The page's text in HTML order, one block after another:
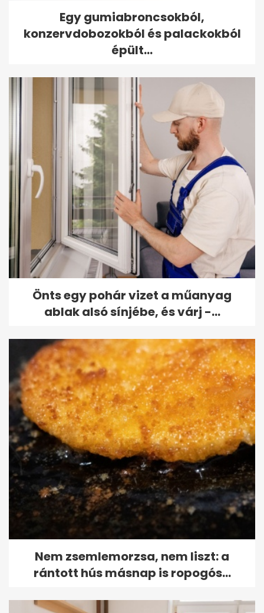
Egy gumiabroncsokból,
konzervdobozokból és palackokból
épült...
Önts egy pohár vizet a műanyag
ablak alsó sínjébe, és várj -...
Nem zsemlemorzsa, nem liszt: a
rántott hús másnap is ropogós...